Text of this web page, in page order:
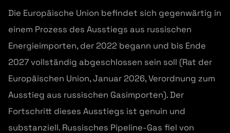
Die Europäische Union befindet sich gegenwärtig in
einem Prozess des Ausstiegs aus russischen
Energieimporten, der 2022 begann und bis Ende
2027 vollständig abgeschlossen sein soll (Rat der
Europäischen Union, Januar 2026, Verordnung zum
Ausstieg aus russischen Gasimporten). Der
Fortschritt dieses Ausstiegs ist genuin und
substanziell. Russisches Pipeline-Gas fiel von